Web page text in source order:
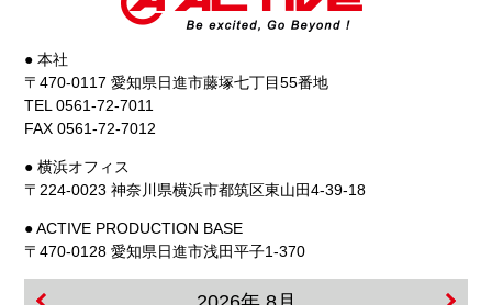
● 本社
〒470-0117 愛知県日進市藤塚七丁目55番地
TEL 0561-72-7011
FAX 0561-72-7012
● 横浜オフィス
〒224-0023 神奈川県横浜市都筑区東山田4-39-18
● ACTIVE PRODUCTION BASE
〒470-0128 愛知県日進市浅田平子1-370